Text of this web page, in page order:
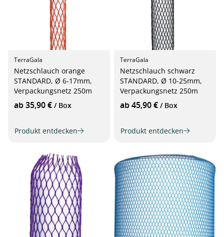
TerraGala
Netzschlauch orange
STANDARD, Ø 6-17mm,
Verpackungsnetz 250m
ab 35,90 € / Box
Produkt entdecken
TerraGala
Netzschlauch schwarz
STANDARD, Ø 10-25mm,
Verpackungsnetz 250m
ab 45,90 € / Box
Produkt entdecken